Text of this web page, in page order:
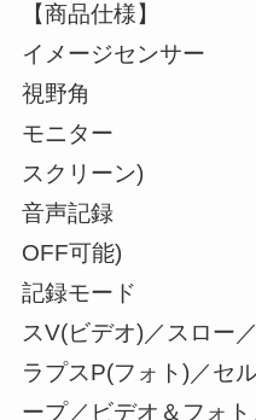
【商品仕様】
イメージセンサー
視野角 ：
モニター ：
スクリーン)
音声記録 ： 内
OFF可能)
記録モード ：
スV(ビデオ)／スロー
ラプスP(フォト)／セ
ープ／ビデオ＆フォト